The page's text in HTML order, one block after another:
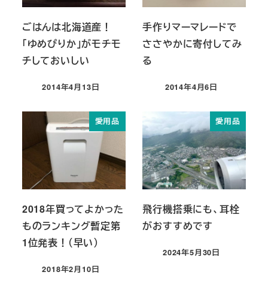
ごはんは北海道産！
「ゆめぴりか」がモチモ
チしておいしい
投稿日
2014年4月13日
手作りマーマレードで
ささやかに寄付してみ
る
投稿日
2014年4月6日
愛用品
2018年買ってよかった
ものランキング暫定第
1位発表！（早い）
投稿日
2018年2月10日
愛用品
飛行機搭乗にも、耳栓
がおすすめです
投稿日
2024年5月30日